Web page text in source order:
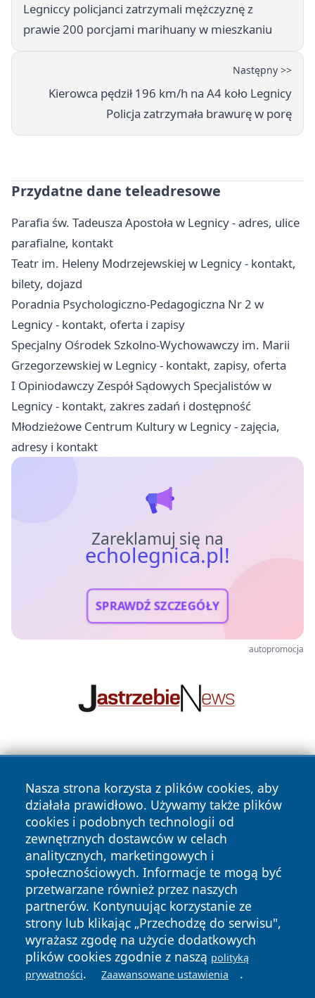
Legniccy policjanci zatrzymali mężczyznę z
prawie 200 porcjami marihuany w mieszkaniu
Następny >>
Kierowca pędził 196 km/h na A4 koło Legnicy
Policja zatrzymała brawurę w porę
Przydatne dane teleadresowe
Parafia św. Tadeusza Apostoła w Legnicy - adres, ulice
parafialne, kontakt
Teatr im. Heleny Modrzejewskiej w Legnicy - kontakt,
bilety, dojazd
Poradnia Psychologiczno-Pedagogiczna Nr 2 w
Legnicy - kontakt, oferta i zapisy
Specjalny Ośrodek Szkolno-Wychowawczy im. Marii
Grzegorzewskiej w Legnicy - kontakt, zapisy, oferta
I Opiniodawczy Zespół Sądowych Specjalistów w
Legnicy - kontakt, zakres zadań i dostępność
Młodzieżowe Centrum Kultury w Legnicy - zajęcia,
adresy i kontakt
Zareklamuj się na
echolegnica.pl!
SPRAWDŹ SZCZEGÓŁY
autopromocja
Nasza strona korzysta z plików cookies, aby
działała prawidłowo. Używamy także plików
cookies i podobnych technologii od
zewnętrznych dostawców w celach
analitycznych, marketingowych i
społecznościowych. Informacje te mogą być
przetwarzane również przez naszych
partnerów. Kontynuując korzystanie ze
strony lub klikając „Przechodzę do serwisu",
wyrażasz zgodę na użycie dodatkowych
plików cookies zgodnie z naszą polityką
prywatności. Zaawansowane ustawienia .
Copyright © 2026 echolegnica.pl Wszystkie prawa
zastrzeżone.
News Autorzy
Polityka
Prywatności
Polityka
Cookies